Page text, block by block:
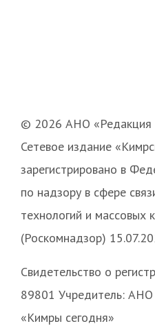
© 2026 АНО «Редакция
Сетевое издание
зарегистрировано в
по надзору в сфере
технологий и массовых
(Роскомнадзор)
Свидетельство о
89801 Учредитель: АНО
«Кимры сегодня»